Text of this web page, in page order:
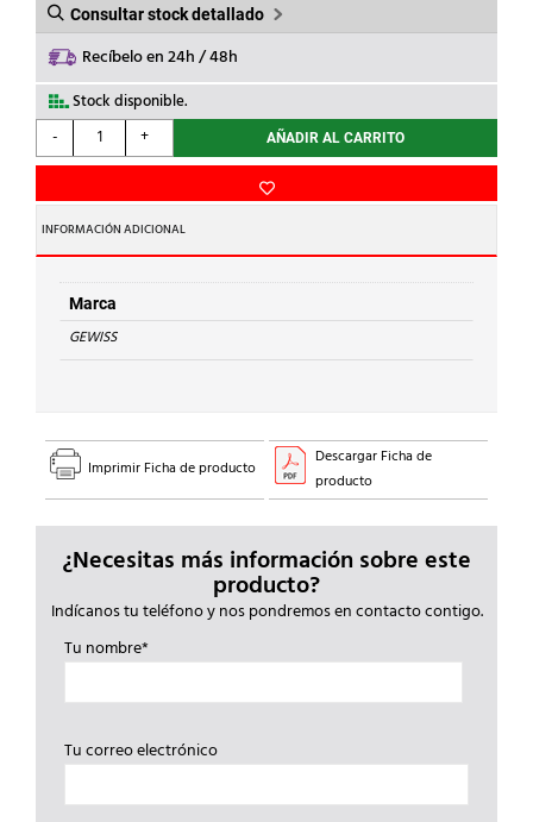
Consultar stock detallado
Recíbelo en 24h / 48h
Stock disponible.
-
GEWISS
-
FONDO
AISL.800x585mm.
cantidad
+ AÑADIR AL CARRITO
INFORMACIÓN ADICIONAL
Marca
GEWISS
Imprimir Ficha de producto
Descargar Ficha de
producto
¿Necesitas más información sobre este
producto?
Indícanos tu teléfono y nos pondremos en contacto contigo.
Tu nombre*
Tu correo electrónico